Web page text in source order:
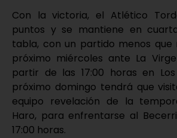
Con la victoria, el Atlético
puntos y se mantiene en
tabla, con un partido menos
próximo miércoles ante La
partir de las 17:00 horas en
próximo domingo tendrá que
equipo revelación de la
Haro, para enfrentarse al
17:00 horas.